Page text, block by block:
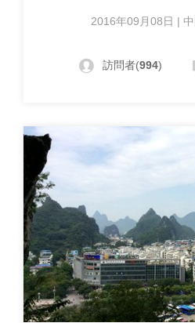
2016年09月08日 |
訪問者(994)